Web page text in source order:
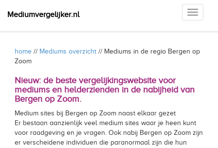
Toggle
Mediumvergelijker.nl
home // Mediums overzicht // Mediums in de regio Bergen op
Zoom
Nieuw: de beste vergelijkingswebsite voor
mediums en helderzienden in de nabijheid van
Bergen op Zoom.
Medium sites bij Bergen op Zoom naast elkaar gezet
Er bestaan aanzienlijk veel medium sites waar je heen kunt
voor raadgeving en je vragen. Ook nabij Bergen op Zoom zijn
er verscheidene individuen die paranormaal zijn die hun